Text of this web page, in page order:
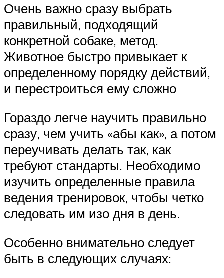
Очень важно сразу выбрать
правильный, подходящий
конкретной собаке, метод.
Животное быстро привыкает к
определенному порядку действий,
и перестроиться ему сложно
Гораздо легче научить правильно
сразу, чем учить «абы как», а потом
переучивать делать так, как
требуют стандарты. Необходимо
изучить определенные правила
ведения тренировок, чтобы четко
следовать им изо дня в день.
Особенно внимательно следует
быть в следующих случаях: